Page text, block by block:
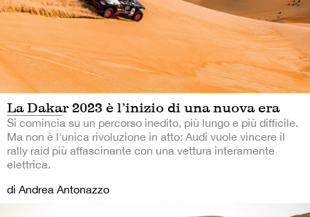
La Dakar 2023 è l’inizio di una nuova era
Si comincia su un percorso inedito, più lungo e più difficile.
Ma non è l'unica rivoluzione in atto: Audi vuole vincere il
rally raid più affascinante con una vettura interamente
elettrica.
di Andrea Antonazzo